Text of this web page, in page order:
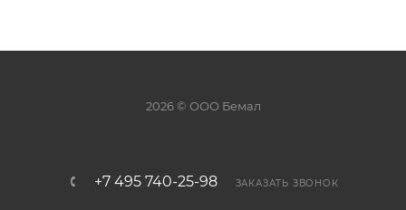
2026 © ООО Бемал
+7 495 740-25-98 ЗАКАЗАТЬ ЗВОНОК